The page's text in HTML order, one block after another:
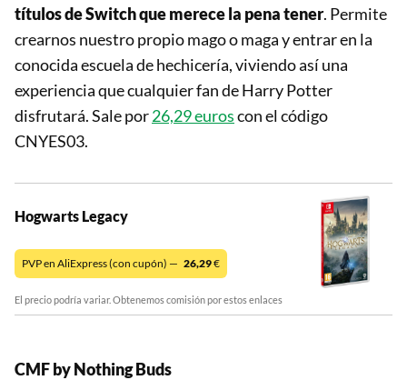
títulos de Switch que merece la pena tener. Permite
crearnos nuestro propio mago o maga y entrar en la
conocida escuela de hechicería, viviendo así una
experiencia que cualquier fan de Harry Potter
disfrutará. Sale por26,29 euroscon el código
CNYES03.
Hogwarts Legacy
PVP en AliExpress (con cupón) — 26,29€
El precio podría variar. Obtenemos comisión por estos enlaces
CMF by Nothing Buds